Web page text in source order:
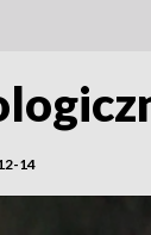
14